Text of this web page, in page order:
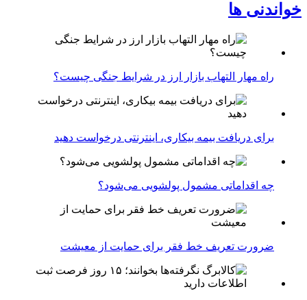
خواندنی ها
راه مهار التهاب بازار ارز در شرایط جنگی چیست؟
برای دریافت بیمه بیکاری، اینترنتی درخواست دهید
چه اقداماتی مشمول پولشویی می‌شود؟
ضرورت تعریف خط فقر برای حمایت از معیشت